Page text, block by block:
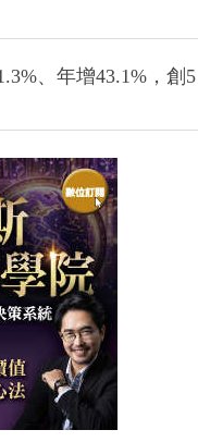
、年增43.1%，創5